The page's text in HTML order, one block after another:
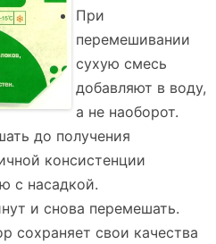
При
перемешивании
сухую смесь
добавляют в воду,
а не наоборот.
до получения
консистенции
с насадкой.
и снова перемешать.
сохраняет свои качества